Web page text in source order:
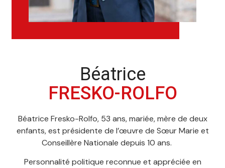
Béatrice
FRESKO-ROLFO
Béatrice Fresko-Rolfo, 53 ans, mariée, mère de deux
enfants, est présidente de l’œuvre de Sœur Marie et
Conseillère Nationale depuis 10 ans.
Personnalité politique reconnue et appréciée en